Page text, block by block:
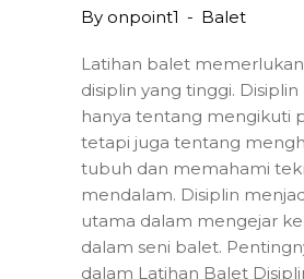
By onpoint1 Balet
Latihan balet
disiplin yang tinggi.
hanya tentang mengikuti
tetapi juga tentang
tubuh dan memahami
mendalam. Disiplin
utama dalam mengejar
dalam seni balet.
dalam Latihan Balet